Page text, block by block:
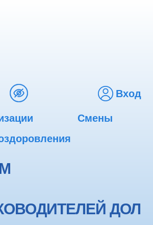
Вход
Смены
ДОЛ